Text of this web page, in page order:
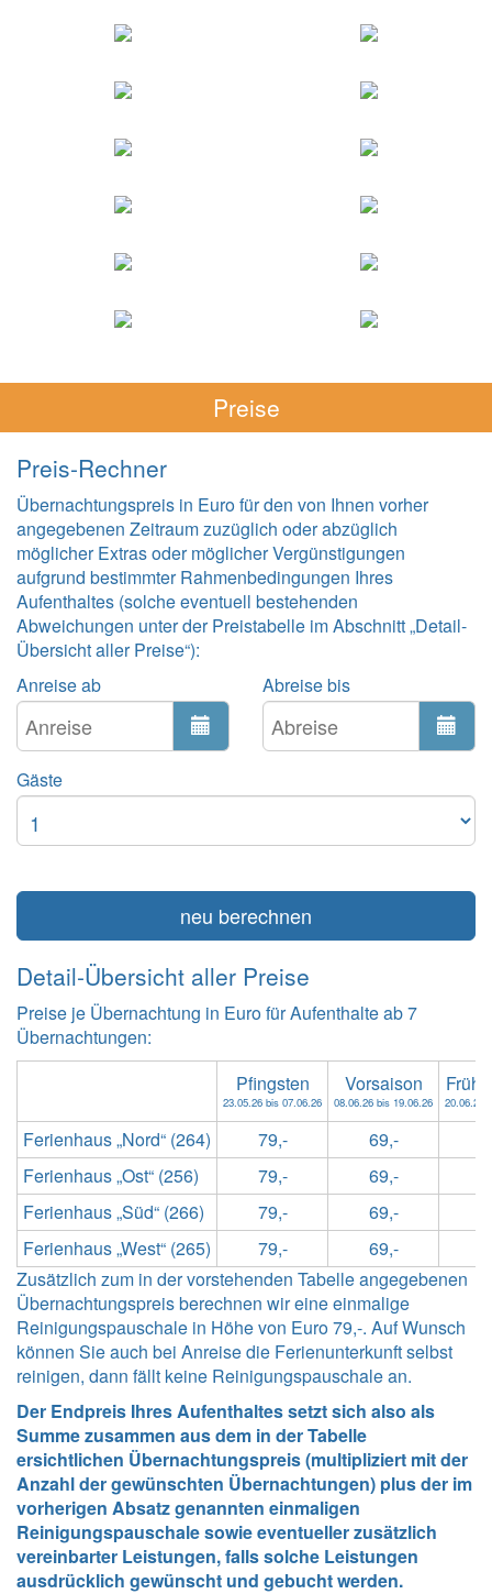
Preise
Preis-Rechner
Übernachtungspreis in Euro für den von Ihnen vorher
angegebenen Zeitraum zuzüglich oder abzüglich
möglicher Extras oder möglicher Vergünstigungen
aufgrund bestimmter Rahmenbedingungen Ihres
Aufenthaltes (solche eventuell bestehenden
Abweichungen unter der Preistabelle im Abschnitt „Detail-
Übersicht aller Preise“):
Anreise ab
Abreise bis
Gäste
neu berechnen
Detail-Übersicht aller Preise
Preise je Übernachtung in Euro für Aufenthalte ab 7
Übernachtungen:
Ferienhaus „Nord“ (264)
Ferienhaus „Ost“ (256)
Ferienhaus „Süd“ (266)
Ferienhaus „West“ (265)
Pfingsten
23.05.26 bis 07.06.26
Vorsaison
08.06.26 bis 19.06.26 20.06.26
79,- 69,-
79,-
69,-
79,-
69,-
79,-
69,-
Zusätzlich zum in der vorstehenden Tabelle angegebenen
Übernachtungspreis berechnen wir eine einmalige
Reinigungspauschale in Höhe von Euro 79,-. Auf Wunsch
können Sie auch bei Anreise die Ferienunterkunft selbst
reinigen, dann fällt keine Reinigungspauschale an.
Der Endpreis Ihres Aufenthaltes setzt sich also als
Summe zusammen aus dem in der Tabelle
ersichtlichen Übernachtungspreis (multipliziert mit der
Anzahl der gewünschten Übernachtungen) plus der im
vorherigen Absatz genannten einmaligen
Reinigungspauschale sowie eventueller zusätzlich
vereinbarter Leistungen, falls solche Leistungen
ausdrücklich gewünscht und gebucht werden.